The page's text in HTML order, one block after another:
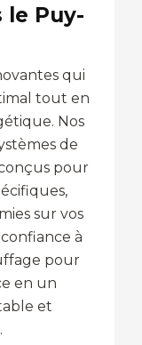
le Puy-
qui
tout en
Nos
de
pour
sur vos
à
pour
en un
et